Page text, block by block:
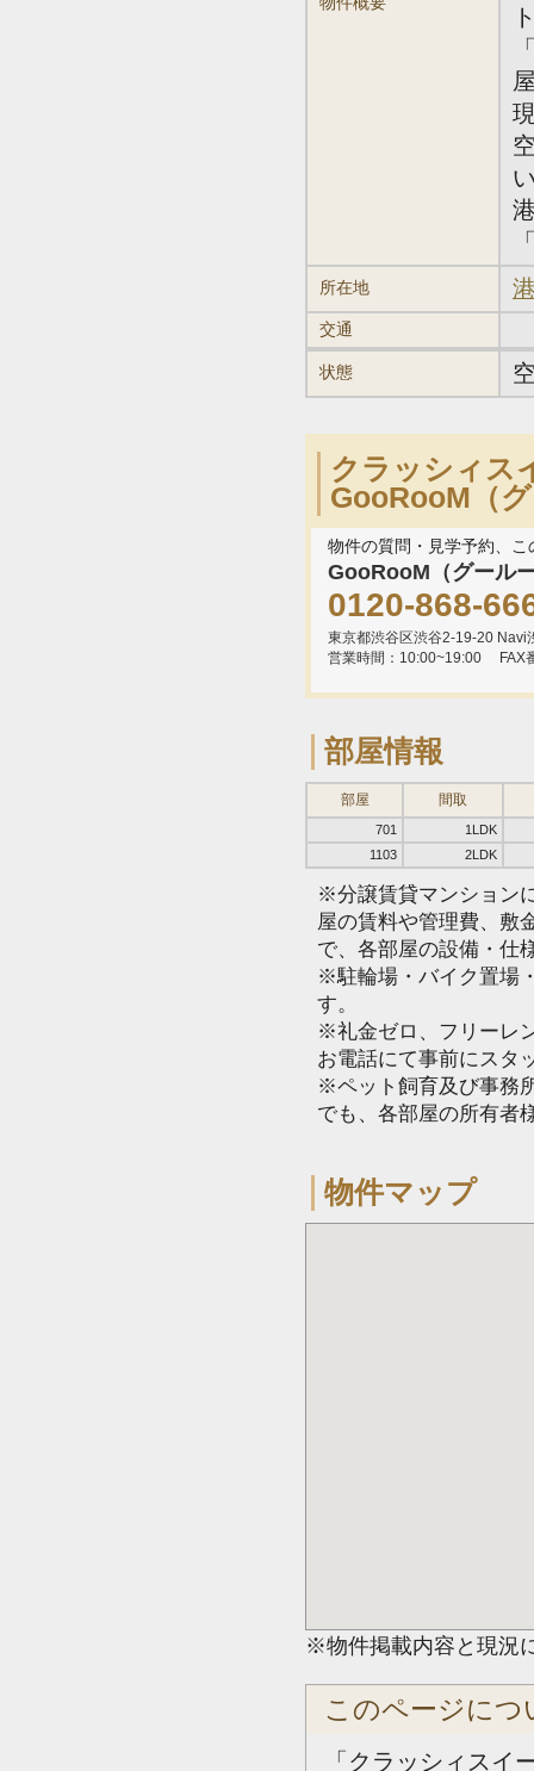
所在地
交通
状態
クラッシィス
GooRooM（
物件の質問・見学予約、
GooRooM（グール
0120-868-
東京都渋谷区渋谷2-19-20 Navi
営業時間：10:00~19:00
FAX
部屋情報
部屋 間取
701
1LDK
1103
2LDK
※分譲賃貸マンション
屋の賃料や管理費、敷
で、各部屋の設備・仕
※駐輪場・バイク置場
す。
※礼金ゼロ、フリーレ
お電話にて事前にスタ
※ペット飼育及び事務
でも、各部屋の所有者
物件マップ
※物件掲載内容と現況
このページにつ
「クラッシィスイ